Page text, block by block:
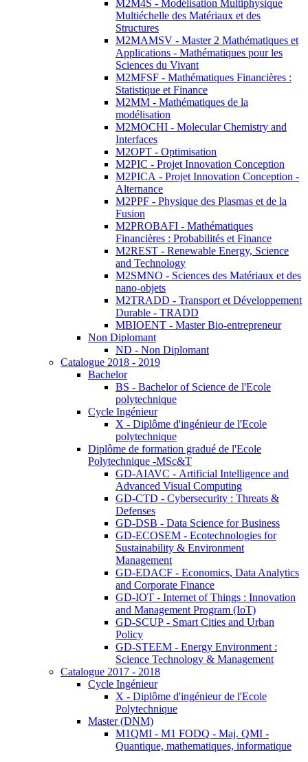
M2M4S - Modélisation Multiphysique
Multiéchelle des Matériaux et des
Structures
M2MAMSV - Master 2 Mathématiques et
Applications - Mathématiques pour les
Sciences du Vivant
M2MFSF - Mathématiques Financières :
Statistique et Finance
M2MM - Mathématiques de la
modélisation
M2MOCHI - Molecular Chemistry and
Interfaces
M2OPT - Optimisation
M2PIC - Projet Innovation Conception
M2PICA - Projet Innovation Conception -
Alternance
M2PPF - Physique des Plasmas et de la
Fusion
M2PROBAFI - Mathématiques
Financières : Probabilités et Finance
M2REST - Renewable Energy, Science
and Technology
M2SMNO - Sciences des Matériaux et des
nano-objets
M2TRADD - Transport et Développement
Durable - TRADD
MBIOENT - Master Bio-entrepreneur
Non Diplomant
ND - Non Diplomant
Catalogue 2018 - 2019
Bachelor
BS - Bachelor of Science de l'Ecole
polytechnique
Cycle Ingénieur
X - Diplôme d'ingénieur de l'Ecole
polytechnique
Diplôme de formation gradué de l'Ecole
Polytechnique -MSc&T
GD-AIAVC - Artificial Intelligence and
Advanced Visual Computing
GD-CTD - Cybersecurity : Threats &
Defenses
GD-DSB - Data Science for Business
GD-ECOSEM - Ecotechnologies for
Sustainability & Environment
Management
GD-EDACF - Economics, Data Analytics
and Corporate Finance
GD-IOT - Internet of Things : Innovation
and Management Program (IoT)
GD-SCUP - Smart Cities and Urban
Policy
GD-STEEM - Energy Environment :
Science Technology & Management
Catalogue 2017 - 2018
Cycle Ingénieur
X - Diplôme d'ingénieur de l'Ecole
Polytechnique
Master (DNM)
M1QMI - M1 FODQ - Maj. QMI -
Quantique, mathematiques, informatique